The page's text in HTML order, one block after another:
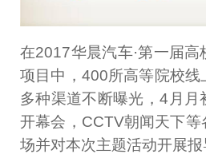
在2017华晨汽车·第一届
项目中，400所高等院校线
多种渠道不断曝光，4月月
开幕会，CCTV朝闻天下
场并对本次主题活动开展报